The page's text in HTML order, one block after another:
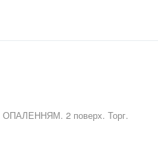
Продється своя світла, тепла, середня квартира з АВТОНОМНИМ ГАЗОВИМ ОПАЛЕННЯМ. 2 поверх. Торг.